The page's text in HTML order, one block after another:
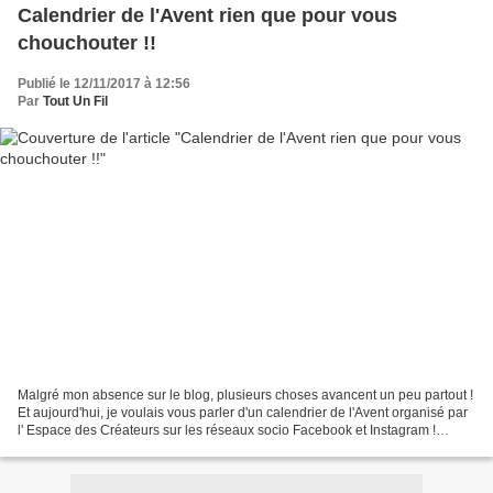
Calendrier de l'Avent rien que pour vous
chouchouter !!
Publié le 12/11/2017 à 12:56
Par Tout Un Fil
Malgré mon absence sur le blog, plusieurs choses avancent un peu partout !
Et aujourd'hui, je voulais vous parler d'un calendrier de l'Avent organisé par
l' Espace des Créateurs sur les réseaux socio Facebook et Instagram !